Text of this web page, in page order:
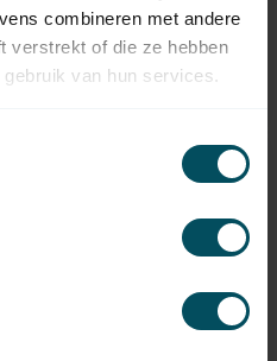
combineren met andere
verstrekt of die ze hebben
van hun services.
handheld transmitter
In stock